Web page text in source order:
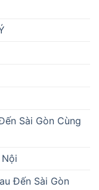
Sài Gòn Cùng
Đến Sài Gòn